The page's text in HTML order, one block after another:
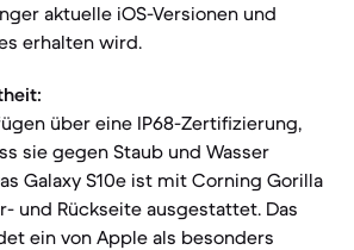
aktuelle iOS-Versionen und
erhalten wird.
über eine IP68-Zertifizierung,
sie gegen Staub und Wasser
Galaxy S10e ist mit Corning Gorilla
und Rückseite ausgestattet. Das
ein von Apple als besonders